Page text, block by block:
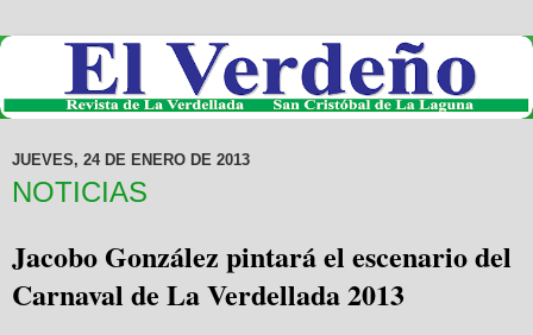
JUEVES, 24 DE ENERO DE 2013
NOTICIAS
Jacobo González pintará el escenario del
Carnaval de La Verdellada 2013